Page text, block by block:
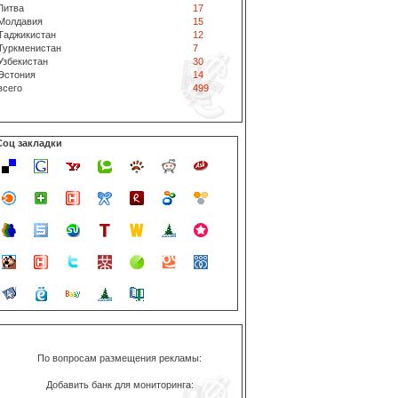
17
15
12
7
30
14
499
закладки
По вопросам размещения рекламы:
Добавить банк для мониторинга: